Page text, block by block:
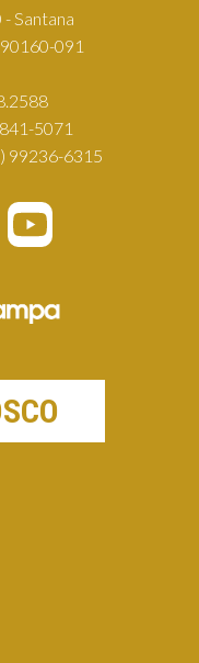
Santana
091
5071
99236-6315